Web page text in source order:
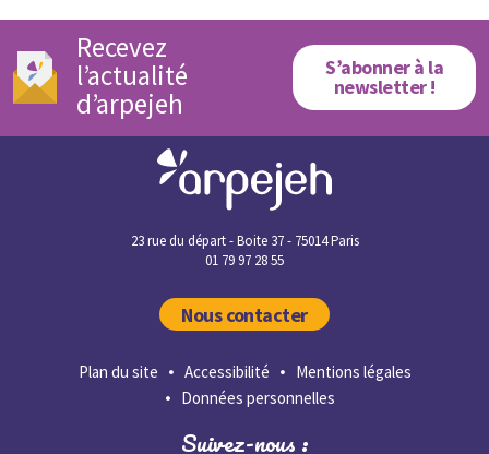
Recevez
l’actualité
d’arpejeh
S’abonner à la
newsletter !
23 rue du départ - Boite 37 - 75014 Paris
01 79 97 28 55
Nous contacter
Plan du site Accessibilité
Mentions légales
Données personnelles
Suivez-nous :